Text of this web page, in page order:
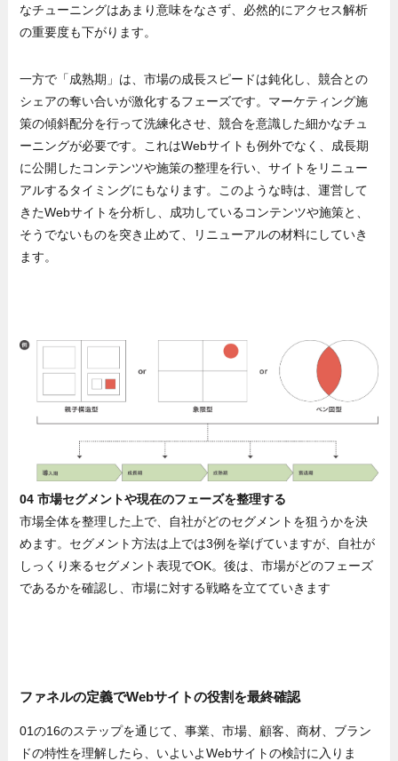
なチューニングはあまり意味をなさず、必然的にアクセス解析
の重要度も下がります。
一方で「成熟期」は、市場の成長スピードは鈍化し、競合との
シェアの奪い合いが激化するフェーズです。マーケティング施
策の傾斜配分を行って洗練化させ、競合を意識した細かなチュ
ーニングが必要です。これはWebサイトも例外でなく、成長期
に公開したコンテンツや施策の整理を行い、サイトをリニュー
アルするタイミングにもなります。このような時は、運営して
きたWebサイトを分析し、成功しているコンテンツや施策と、
そうでないものを突き止めて、リニューアルの材料にしていき
ます。
04 市場セグメントや現在のフェーズを整理する
市場全体を整理した上で、自社がどのセグメントを狙うかを決
めます。セグメント方法は上では3例を挙げていますが、自社が
しっくり来るセグメント表現でOK。後は、市場がどのフェーズ
であるかを確認し、市場に対する戦略を立てていきます
ファネルの定義でWebサイトの役割を最終確認
01の16のステップを通じて、事業、市場、顧客、商材、ブラン
ドの特性を理解したら、いよいよWebサイトの検討に入りま